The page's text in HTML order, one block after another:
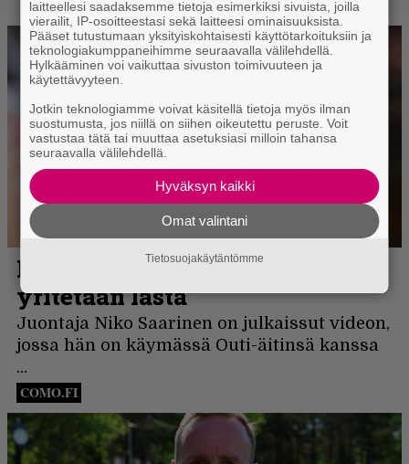
laitteellesi saadaksemme tietoja esimerkiksi sivuista, joilla
vierailit, IP-osoitteestasi sekä laitteesi ominaisuuksista.
Pääset tutustumaan yksityiskohtaisesti käyttötarkoituksiin ja
teknologiakumppaneihimme seuraavalla välilehdellä.
Hylkääminen voi vaikuttaa sivuston toimivuuteen ja
käytettävyyteen.
Jotkin teknologiamme voivat käsitellä tietoja myös ilman
suostumusta, jos niillä on siihen oikeutettu peruste. Voit
vastustaa tätä tai muuttaa asetuksiasi milloin tahansa
seuraavalla välilehdellä.
Hyväksyn kaikki
Omat valintani
Tietosuojakäytäntömme